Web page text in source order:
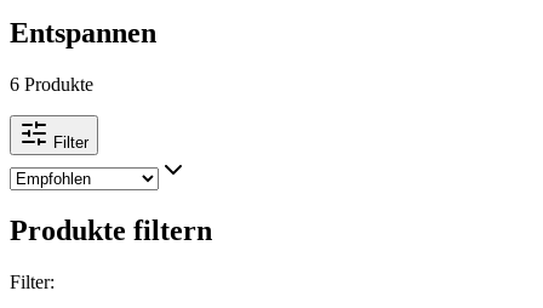
Entspannen
6 Produkte
Filter
Produkte filtern
Filter: